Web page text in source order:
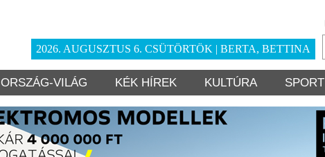
2026. AUGUSZTUS 6. CSÜTÖRTÖK | BERTA, BETTINA
ORSZÁG-VILÁG KÉK HÍREK KULTÚRA SPORT